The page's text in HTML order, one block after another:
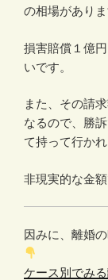
の相場があり
損害賠償１億
いです。
また、その請
なるので、勝
て持って行か
非現実的な金
因みに、離婚
ケース別でみ